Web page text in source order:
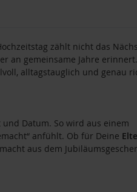
zählt nicht das
an gemeinsame Jahre
alltagstauglich und genau
Datum. So wird aus einem
anfühlt. Ob für Deine
aus dem